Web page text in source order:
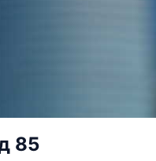
85